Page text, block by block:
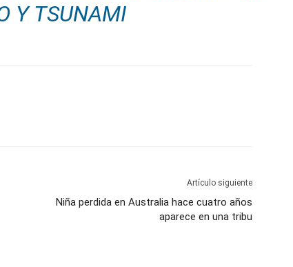
Y TSUNAMI
Artículo siguiente
Niña perdida en Australia hace cuatro años
aparece en una tribu